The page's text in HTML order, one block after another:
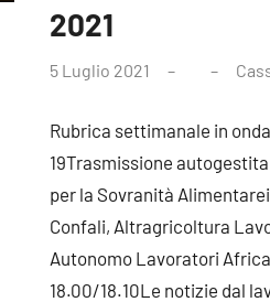
2021
5 Luglio 2021
Rubrica settimanale in
19Trasmissione
per la Sovranità
Confali, Altragricoltura
Autonomo Lavoratori
18.00/18.10Le notizie dal